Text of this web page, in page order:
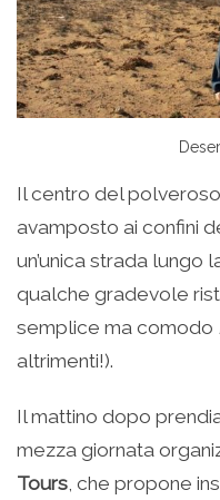
Il centro del
avamposto ai confini
un’unica strada lungo
qualche gradevole
semplice ma comodo
altrimenti!).
Il mattino dopo
mezza giornata
Tours , che propone